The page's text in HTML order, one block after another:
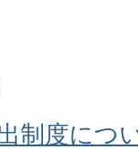
制度につ